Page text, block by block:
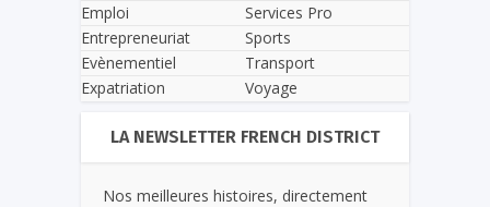
Emploi
Entrepreneuriat
Evènementiel
Expatriation
Services Pro
Sports
Transport
Voyage
LA NEWSLETTER FRENCH DISTRICT
Nos meilleures histoires, directement